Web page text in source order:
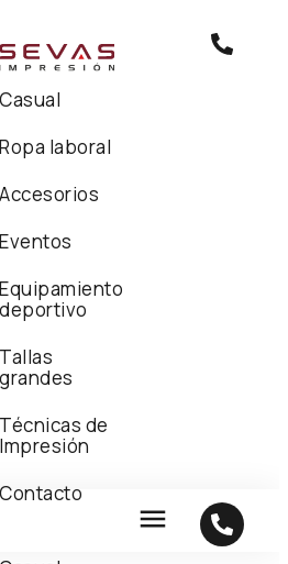
Casual
Ropa laboral
Accesorios
Eventos
Equipamiento
deportivo
Tallas
grandes
Técnicas de
Impresión
Contacto